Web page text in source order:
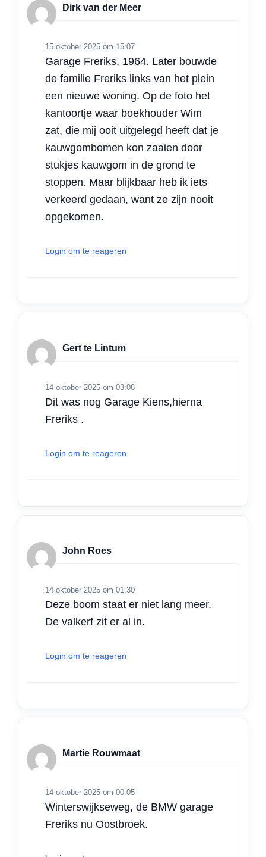
p
k
n
Dirk van der Meer
15 oktober 2025 om 15:07
Garage Freriks, 1964. Later bouwde
de familie Freriks links van het plein
een nieuwe woning. Op de foto het
kantoortje waar boekhouder Wim
zat, die mij ooit uitgelegd heeft dat je
kauwgombomen kon zaaien door
stukjes kauwgom in de grond te
stoppen. Maar blijkbaar heb ik iets
verkeerd gedaan, want ze zijn nooit
opgekomen.
Login om te reageren
Gert te Lintum
14 oktober 2025 om 03:08
Dit was nog Garage Kiens,hierna
Freriks .
Login om te reageren
John Roes
14 oktober 2025 om 01:30
Deze boom staat er niet lang meer.
De valkerf zit er al in.
Login om te reageren
Martie Rouwmaat
14 oktober 2025 om 00:05
Winterswijkseweg, de BMW garage
Freriks nu Oostbroek.